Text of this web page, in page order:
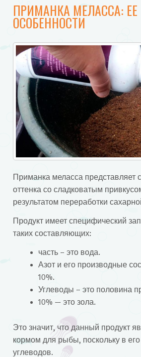
ПРИМАНКА МЕЛАССА: ЕЕ
ОСОБЕННОСТИ
Приманка меласса представляет
оттенка со сладковатым
результатом переработки
Продукт имеет специфический
таких составляющих:
часть – это вода.
Азот и его производные
10%.
Углеводы – это половина
10% — это зола.
Это значит, что данный продукт
кормом для рыбы, поскольку в
углеводов.